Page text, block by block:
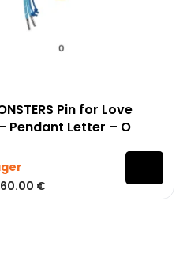
Pin for Love
Pendant Letter – O
60.00 €
Rückgabe Kontakt -